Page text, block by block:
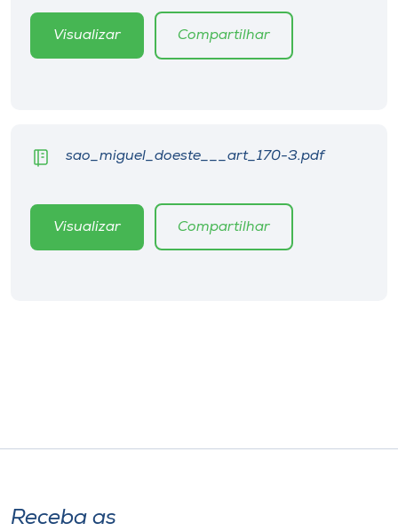
Visualizar Compartilhar
sao_miguel_doeste___art_170-3.pdf
Visualizar Compartilhar
Receba as